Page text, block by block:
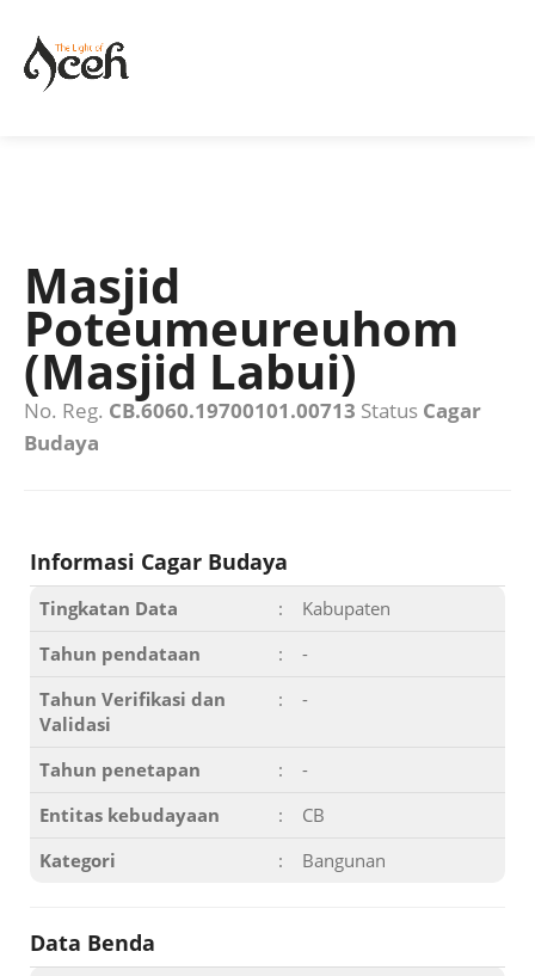
Masjid
Poteumeureuhom
(Masjid Labui)
No. Reg. CB.6060.19700101.00713 Status Cagar
Budaya
Informasi Cagar Budaya
Tingkatan Data :
Kabupaten
Tahun pendataan
:
-
Tahun Verifikasi dan
Validasi
: -
Tahun penetapan :
-
Entitas kebudayaan
:
CB
Kategori
: Bangunan
Data Benda